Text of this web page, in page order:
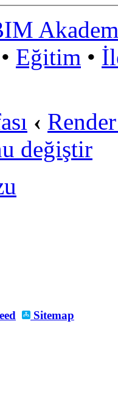
• Eğitim •
‹
değiştir
Sitemap